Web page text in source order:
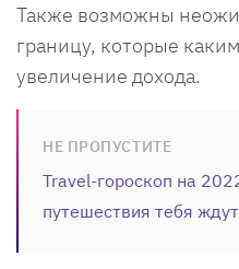
Также возможны
границу, которые
увеличение дохода.
НЕ ПРОПУСТИТЕ
Travel-гороскоп на
путешествия тебя